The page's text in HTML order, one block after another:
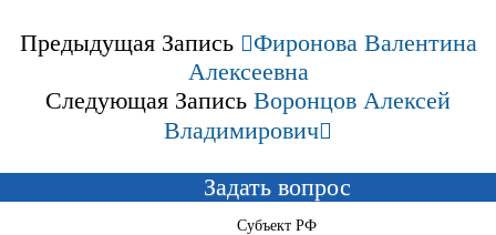
Предыдущая Запись
Фиронова Валентина
Алексеевна
Следующая Запись Воронцов Алексей
Владимирович
Задать вопрос
Субъект РФ